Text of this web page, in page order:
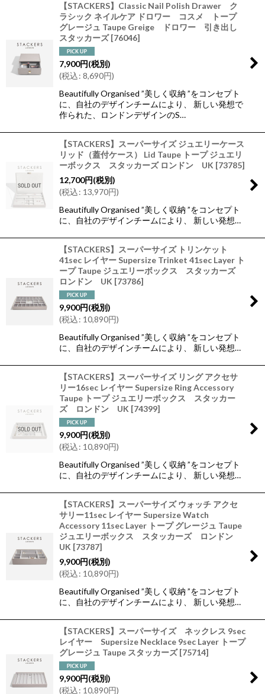
【STACKERS】Classic Nail Polish Drawer ク
ラシック ネイルケア ドロワー コスメ トープ
グレージュ Taupe Greige ドロワー 引き出し
スタッカーズ [76046]
7,900円(税別)
(税込: 8,690円)
Beautifully Organised ”美しく収納 ”をコンセプト
に、自社のデザインチームにより、 新しい発想で
作られた、ロンドンデザインのS…
【STACKERS】スーパーサイズ ジュエリーケース
リッド（蓋付ケース） Lid Taupe トープ ジュエリ
ーボックス スタッカーズ ロンドン UK [73785]
12,700円(税別)
(税込: 13,970円)
Beautifully Organised ”美しく収納 ”をコンセプト
に、自社のデザインチームにより、 新しい発想…
【STACKERS】スーパーサイズ トリンケット
41sec レイヤー Supersize Trinket 41sec Layer ト
ープ Taupe ジュエリーボックス スタッカーズ
ロンドン UK [73786]
9,900円(税別)
(税込: 10,890円)
Beautifully Organised ”美しく収納 ”をコンセプト
に、自社のデザインチームにより、 新しい発想…
【STACKERS】スーパーサイズ リング アクセサ
リー16sec レイヤー Supersize Ring Accessory
Taupe トープ ジュエリーボックス スタッカー
ズ ロンドン UK [74399]
9,900円(税別)
(税込: 10,890円)
Beautifully Organised ”美しく収納 ”をコンセプト
に、自社のデザインチームにより、 新しい発想…
【STACKERS】スーパーサイズ ウォッチ アクセ
サリー11sec レイヤー Supersize Watch
Accessory 11sec Layer トープ グレージュ Taupe
ジュエリーボックス スタッカーズ ロンドン
UK [73787]
9,900円(税別)
(税込: 10,890円)
Beautifully Organised ”美しく収納 ”をコンセプト
に、自社のデザインチームにより、 新しい発想…
【STACKERS】スーパーサイズ ネックレス 9sec
レイヤー Supersize Necklace 9sec Layer トープ
グレージュ Taupe スタッカーズ [75714]
9,900円(税別)
(税込: 10,890円)